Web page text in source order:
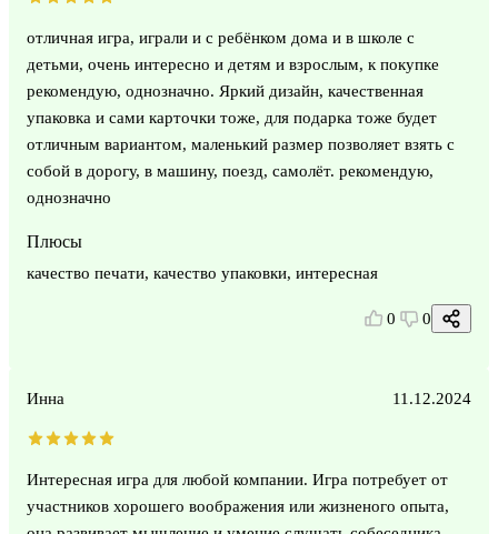
отличная игра, играли и с ребёнком дома и в школе с
детьми, очень интересно и детям и взрослым, к покупке
рекомендую, однозначно. Яркий дизайн, качественная
упаковка и сами карточки тоже, для подарка тоже будет
отличным вариантом, маленький размер позволяет взять с
собой в дорогу, в машину, поезд, самолёт. рекомендую,
однозначно
Плюсы
качество печати, качество упаковки, интересная
0 0
Инна 11.12.2024
Интересная игра для любой компании. Игра потребует от
участников хорошего воображения или жизненого опыта,